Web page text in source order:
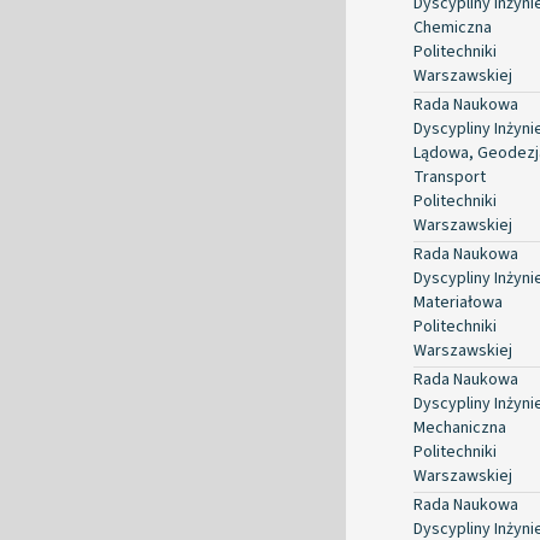
Chemiczna
Politechniki
Warszawskiej
Rada Naukowa
Dyscypliny
Lądowa,
Transport
Politechniki
Warszawskiej
Rada Naukowa
Dyscypliny
Materiałowa
Politechniki
Warszawskiej
Rada Naukowa
Dyscypliny
Mechaniczna
Politechniki
Warszawskiej
Rada Naukowa
Dyscypliny